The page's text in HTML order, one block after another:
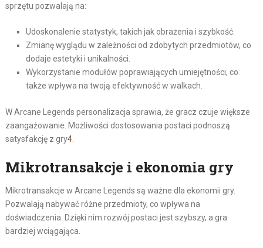
sprzętu pozwalają na:
Udoskonalenie statystyk, takich jak obrażenia i szybkość.
Zmianę wyglądu w zależności od zdobytych przedmiotów, co
dodaje estetyki i unikalności.
Wykorzystanie modułów poprawiających umiejętności, co
także wpływa na twoją efektywność w walkach.
W Arcane Legends personalizacja sprawia, że gracz czuje większe
zaangażowanie. Możliwości dostosowania postaci podnoszą
satysfakcję z gry4.
Mikrotransakcje i ekonomia gry
Mikrotransakcje w Arcane Legends są ważne dla ekonomii gry.
Pozwalają nabywać różne przedmioty, co wpływa na
doświadczenia. Dzięki nim rozwój postaci jest szybszy, a gra
bardziej wciągająca.